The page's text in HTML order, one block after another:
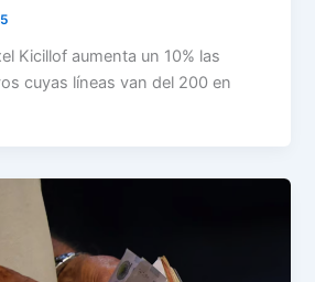
Kicillof aumenta un 10% las
cuyas líneas van del 200 en